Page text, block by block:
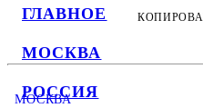
ГЛАВНОЕ
МОСКВА
РОССИЯ
МОСКВА